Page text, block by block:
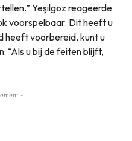
Yeşilgöz reageerde
voorspelbaar. Dit heeft u
heeft voorbereid, kunt u
“Als u bij de feiten blijft,
-